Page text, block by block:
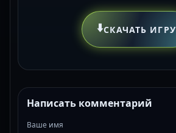
⬇️СКАЧАТЬ ИГРУ
Написать комментарий
Ваше имя